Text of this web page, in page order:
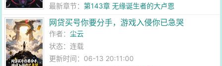
最新章节：第143章 无缘诞生者的大卢恩
网贷买号你要分手，游戏入侵你已急哭
作者：尘云
状态：连载
更新时间：06-13 20:11:00